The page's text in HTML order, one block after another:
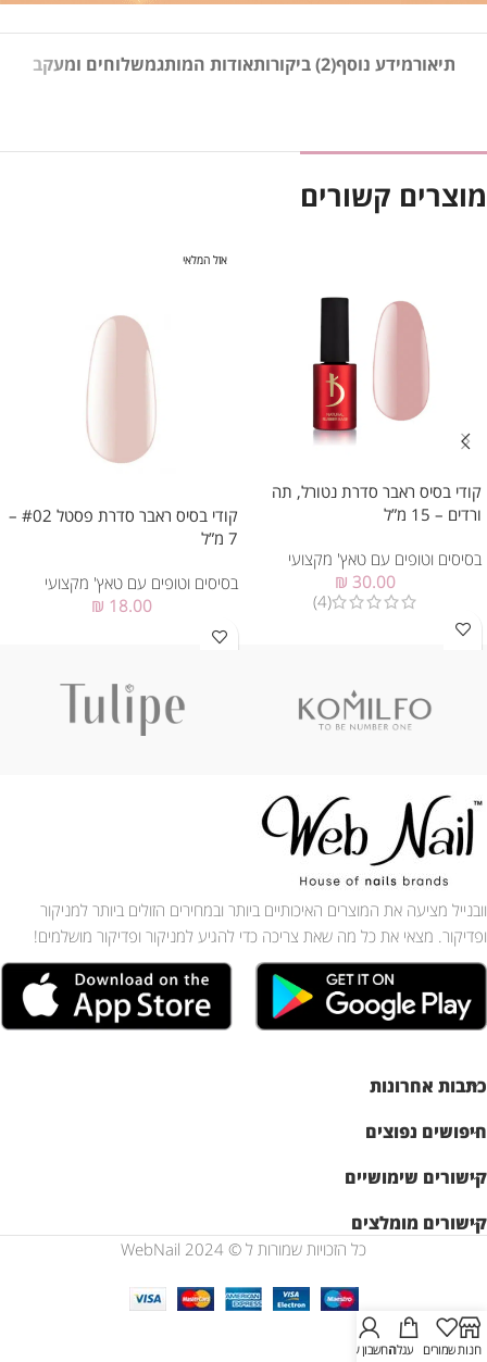
תיאורמידע נוסף(2) ביקורות אודות המותגמשלוחים ומעקב
מוצרים קשורים
קודי בסיס ראבר סדרת נטורל, תה
ורדים – 15 מ”ל
בסיסים וטופים עם טאץ' מקצועי
₪ 30.00
(4)
אזל המלאי
קודי בסיס ראבר סדרת פסטל #02 –
7 מ”ל
בסיסים וטופים עם טאץ' מקצועי
₪ 18.00
וובנייל מציעה את המוצרים האיכותיים ביותר ובמחירים הזולים ביותר למניקור
ופדיקור. מצאי את כל מה שאת צריכה כדי להגיע למניקור ופדיקור מושלמים!
כתבות אחרונות
חיפושים נפוצים
קישורים שימושיים
קישורים מומלצים
כל הזכויות שמורות ל © WebNail 2024
חנותשמורים עגלההחשבון שלי